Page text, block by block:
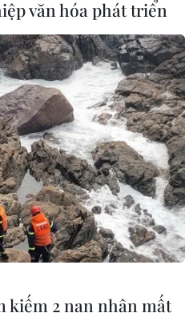
văn hóa phát triển
kiếm 2 nạn nhân mất